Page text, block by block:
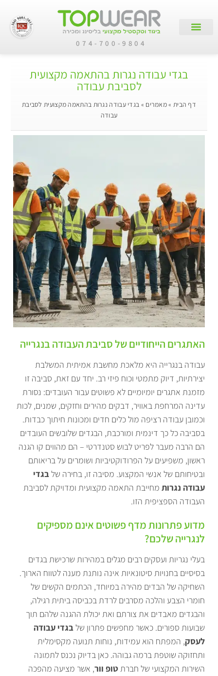
074-700-9804
בגדי עבודה נגרות בהתאמה מקצועית
לסביבת עבודה
דף הבית »מאמרים » בגדי עבודה נגרות בהתאמה מקצועית לסביבת
עבודה
האתגרים הייחודיים של סביבת העבודה בנגרייה
עבודה בנגרייה היא מלאכת מחשבת אמיתית המשלבת
יצירתיות, דיוק מתמטי וכוח פיזי רב. יחד עם זאת, סביבה זו
מזמנת אתגרים יומיומיים לא פשוטים עבור העובדים: נסורת
עדינה המרחפת באוויר, דבקים מהירים וחזקים, שמנים, לכות
וכמובן עבודה רציפה מול כלים חדים ומכונות חיתוך כבדות.
בסביבה כל כך דינמית ומורכבת, הבגדים שלובשים העובדים
הם הרבה מעבר לפריט לבוש סטנדרטי – הם מהווים קו הגנה
ראשון, משפיעים על הפרודוקטיביות ושומרים על בריאותם
ובטיחותם של אנשי המקצוע. מסיבה זו, בחירה שלבגדי
עבודה נגרותמחייבת התאמה מקצועית ומדויקת לסביבת
העבודה הספציפית הזו.
מדוע פתרונות מדף פשוטים אינם מספיקים
לנגרייה שלכם?
בעלי נגריות ועסקים רבים מגלים במהירות שרכישת בגדים
בסיסיים בחנויות סיטונאיות אינה נותנת מענה לטווח הארוך.
השחיקה של הבדים מהירה במיוחד, הכתמים הקשים של
חומרי הצבע והלכה מסרבים לרדת בכביסה ביתית רגילה,
והבגדים מאבדים את צורתם ואת יכולת ההגנה שלהם תוך
שבועות ספורים. כאשר מחפשים פתרון שלבגדי עבודה
לעסק, המפתח הוא עמידות, נוחות תנועה מקסימלית
ותחזוקה שוטפת ברמה גבוהה. כאן בדיוק נכנס לתמונה
השירות המקצועי של חברתטופ וור, אשר מציעה מהפכה